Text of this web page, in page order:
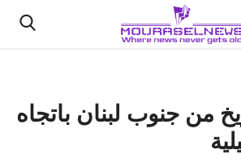
من جنوب لبنان باتجاه